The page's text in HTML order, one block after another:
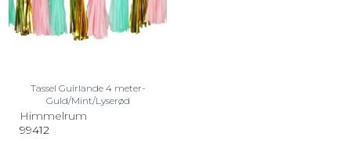
Tassel Guirlande 4 meter-
Guld/Mint/Lyserød
Himmelrum
99412